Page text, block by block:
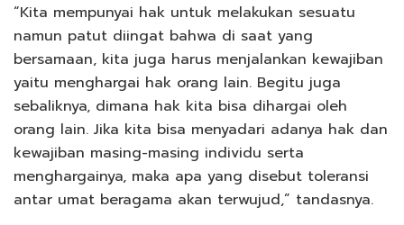
“Kita mempunyai hak untuk melakukan sesuatu
namun patut diingat bahwa di saat yang
bersamaan, kita juga harus menjalankan kewajiban
yaitu menghargai hak orang lain. Begitu juga
sebaliknya, dimana hak kita bisa dihargai oleh
orang lain. Jika kita bisa menyadari adanya hak dan
kewajiban masing-masing individu serta
menghargainya, maka apa yang disebut toleransi
antar umat beragama akan terwujud,” tandasnya.